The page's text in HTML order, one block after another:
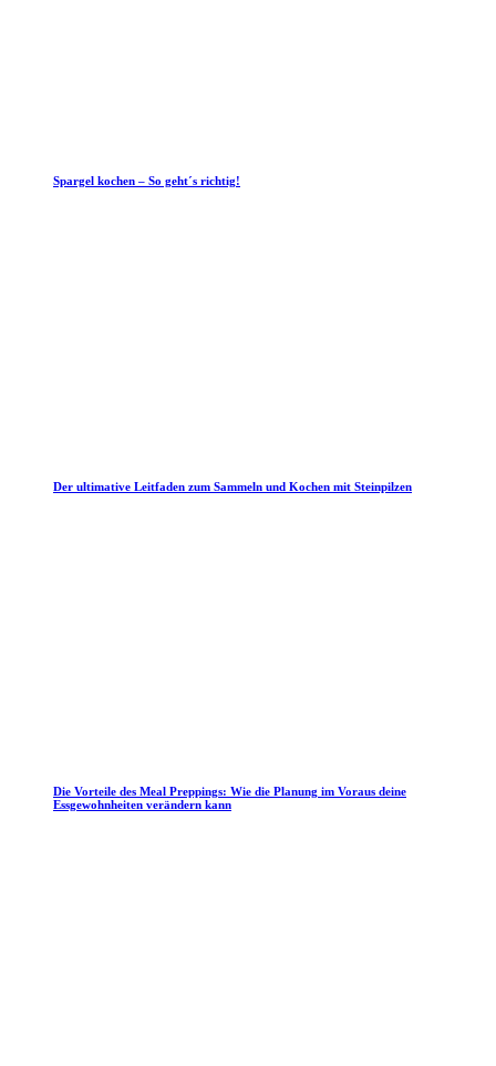
Spargel kochen – So geht´s richtig!
Der ultimative Leitfaden zum Sammeln und Kochen mit Steinpilzen
Die Vorteile des Meal Preppings: Wie die Planung im Voraus deine
Essgewohnheiten verändern kann